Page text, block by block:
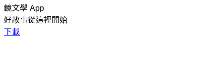
鏡文學 App
好故事從這裡開始
下載